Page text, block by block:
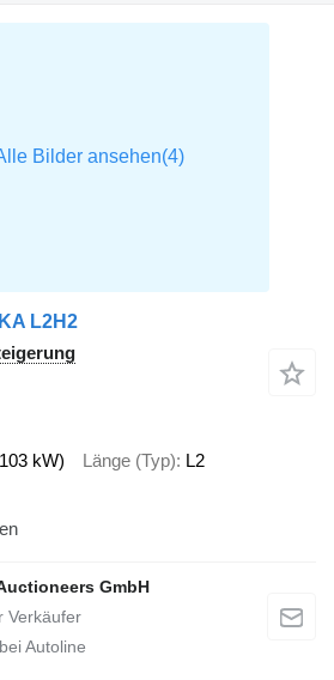
L2H2
kW) Länge (Typ) L2
GmbH
Autoline